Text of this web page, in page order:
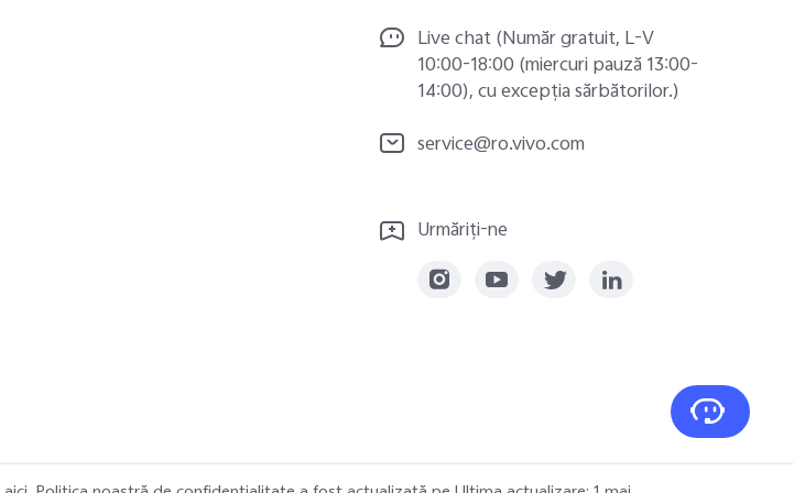
Live chat (Număr gratuit, L-V
10:00-18:00 (miercuri pauză 13:00-
14:00), cu excepția sărbătorilor.)
service@ro.vivo.com
Urmăriți-ne